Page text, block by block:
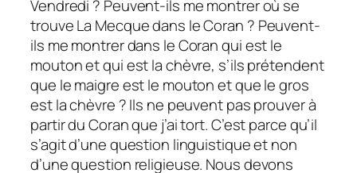
Vendredi ? Peuvent-ils me montrer où se
trouve La Mecque dans le Coran ? Peuvent-
ils me montrer dans le Coran qui est le
mouton et qui est la chèvre, s’ils prétendent
que le maigre est le mouton et que le gros
est la chèvre ? Ils ne peuvent pas prouver à
partir du Coran que j’ai tort. C’est parce qu’il
s’agit d’une question linguistique et non
d’une question religieuse. Nous devons